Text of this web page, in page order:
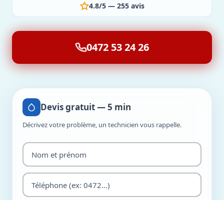
4.8/5 — 255 avis
0472 53 24 26
Devis gratuit — 5 min
Décrivez votre problème, un technicien vous rappelle.